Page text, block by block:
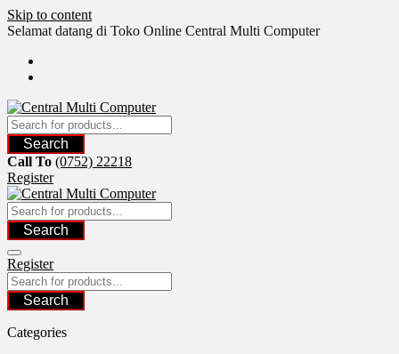
Skip to content
Selamat datang di Toko Online Central Multi Computer
Search
Call To (0752) 22218
Register
Search
Register
Search
Categories